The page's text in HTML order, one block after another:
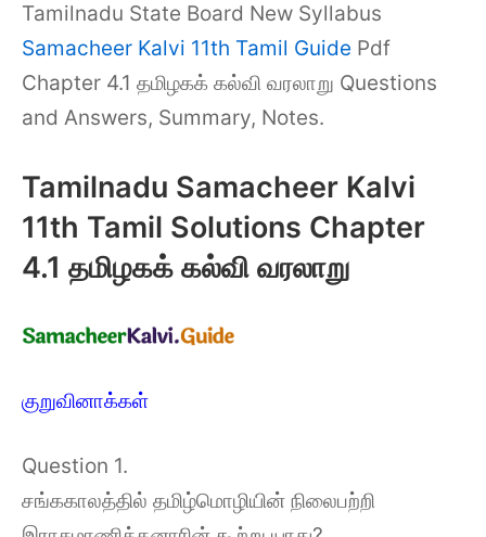
Tamilnadu State Board New Syllabus
Samacheer Kalvi 11th Tamil Guide Pdf
Chapter 4.1 தமிழகக் கல்வி வரலாறு Questions
and Answers, Summary, Notes.
Tamilnadu Samacheer Kalvi
11th Tamil Solutions Chapter
4.1 தமிழகக் கல்வி வரலாறு
குறுவினாக்கள்
Question 1.
சங்ககாலத்தில் தமிழ்மொழியின் நிலைபற்றி